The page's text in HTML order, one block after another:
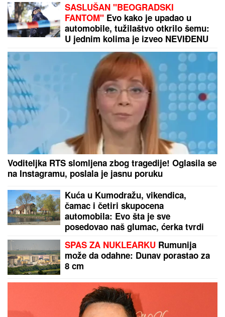
SASLUŠAN "BEOGRADSKI
FANTOM" Evo kako je upadao u
automobile, tužilaštvo otkrilo šemu:
U jednim kolima je izveo NEVIĐENU
PREVARU
Voditeljka RTS slomljena zbog tragedije! Oglasila se
na Instagramu, poslala je jasnu poruku
Kuća u Kumodražu, vikendica,
čamac i četiri skupocena
automobila: Evo šta je sve
posedovao naš glumac, ćerka tvrdi
SPAS ZA NUKLEARKU Rumunija
može da odahne: Dunav porastao za
8 cm